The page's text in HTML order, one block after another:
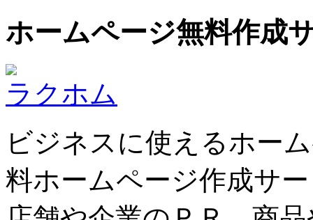
ホームページ無料作成
ラクホム
ビジネスに使えるホー
料ホームページ作成サ